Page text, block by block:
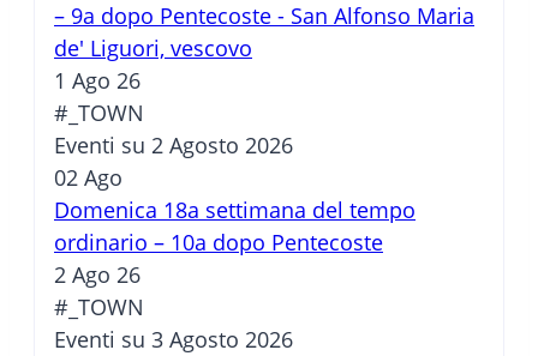
– 9a dopo Pentecoste - San Alfonso Maria
de' Liguori, vescovo
1 Ago 26
#_TOWN
Eventi su 2 Agosto 2026
02 Ago
Domenica 18a settimana del tempo
ordinario – 10a dopo Pentecoste
2 Ago 26
#_TOWN
Eventi su 3 Agosto 2026